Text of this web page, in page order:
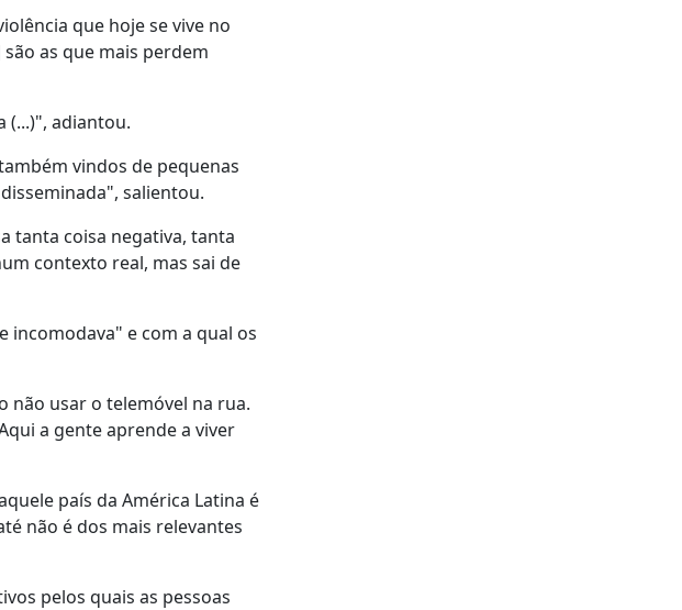
que hoje se vive no
as que mais perdem
(...)", adiantou.
vindos de pequenas
salientou.
tanta coisa negativa, tanta
contexto real, mas sai de
incomodava" e com a qual os
não usar o telemóvel na rua.
a gente aprende a viver
país da América Latina é
não é dos mais relevantes
pelos quais as pessoas